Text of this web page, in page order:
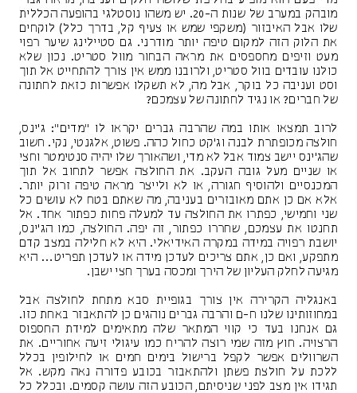
מובהק במערב של שנות ה-20. יש משהו נוסטלגי בהופעה הכללית
שלו אבל האיבזור (משקפי שמש או צעיף קל, בדרך כלל) לוקחים
את הלוק הזה למקום טיפה יותר מודרני. גם סטיילינג שיער רפוי
מעט וזיפים מחספסים את מראה הבחור מוול סטריט. נכון שלא
כולנו עובדים בוול סטריט, ולרובנו ממש אין צורך להתחייט אל תוך
וסט ועניבה כל בוקר, אבל מה, לא תשקלו אפשרות כזאת לחתונה
של חברים? או נגיד לחתונה של עצמכם?
לרוב תמצאו אותו במה שהרבה גברים יקראו לו "מדים": ג'ינס,
חולצה מכופתרת לבנה וג'קט כחול כהה. פשוט, אלגנטי, נקי. חשוב
שהג'ינס יישב צמוד אבל לא מדי, ושהאורך שלו יהיה סנטימטר וחצי
או שניים מעל גובה העקב. את החולצה אפשר לתחוב אל תוך
המכנסיים ולהוסיף חגורה, או לא ולייצר מראה טיפה זרוק יותר.
אלא אם כן אתם מאובזרים בעניבה, מה שאתם בטח לא עושים כל
שני וחמישי, כפתרו את החולצה עד למעלה פחות כפתור אחד. אל
תחנטו את עצמכם, שחררו כפתור, זה יפה. החולצה, כמו הג'ינס,
יושבת רפויה במידה במקרה האידיאלי. היא לא חלילה במצב קדם
מתפקע, ואם כן, אתם צריכים לעדכן מידה או לעדכן תפריט… היא
מגיעה לחלק העליון של הירך ומכסה בערך חצי ישבן.
באנגליה הקרירה אין צורך בגופיית סבא מתחת לחולצה אבל
במחוזותינו שלנו ח-ם והרבה גברים נוהגים כן להתאבזר באחת כזו.
גם אנחנו בעד כי קווי המתאר שלה מתאימים למידת החספוס
הרצויה. חוץ מזה שמי רוצה להריח כמו עיגולי זיעה אחוריים. את
השרוולים אפשר לקפל ברישול בימים חמים או לחילופין בכלל
ללכת על חולצת פשתן ולהתאבזר בכובע פדורה נאה מקש. אל
תגידו אין מצב לפני שניסיתם, הכובע הזה עושה קסמים. ובכלל כל